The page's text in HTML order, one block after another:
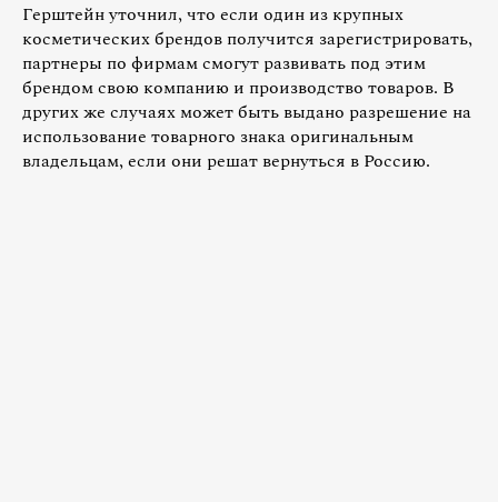
Герштейн уточнил, что если один из крупных
косметических брендов получится зарегистрировать,
партнеры по фирмам смогут развивать под этим
брендом свою компанию и производство товаров. В
других же случаях может быть выдано разрешение на
использование товарного знака оригинальным
владельцам, если они решат вернуться в Россию.